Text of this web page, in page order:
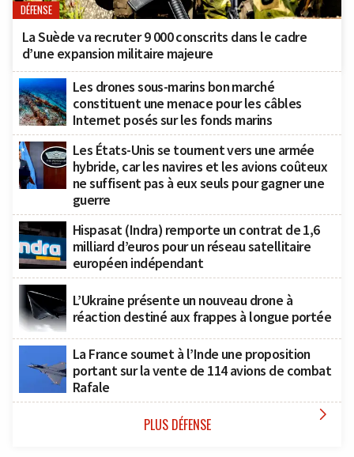
DÉFENSE
La Suède va recruter 9 000 conscrits dans le cadre
d’une expansion militaire majeure
Les drones sous-marins bon marché
constituent une menace pour les câbles
Internet posés sur les fonds marins
Les États-Unis se tournent vers une armée
hybride, car les navires et les avions coûteux
ne suffisent pas à eux seuls pour gagner une
guerre
Hispasat (Indra) remporte un contrat de 1,6
milliard d’euros pour un réseau satellitaire
européen indépendant
L’Ukraine présente un nouveau drone à
réaction destiné aux frappes à longue portée
La France soumet à l’Inde une proposition
portant sur la vente de 114 avions de combat
Rafale
PLUS DÉFENSE 